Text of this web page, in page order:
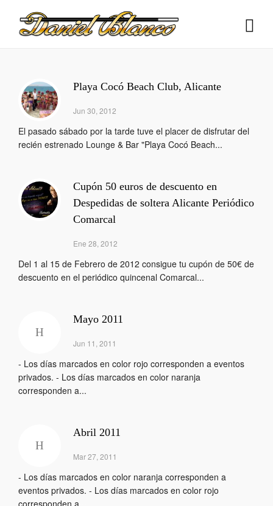
Playa Cocó Beach Club, Alicante
Jun 30, 2012
El pasado sábado por la tarde tuve el placer de disfrutar del
recién estrenado Lounge & Bar "Playa Cocó Beach...
Cupón 50 euros de descuento en
Despedidas de soltera Alicante Periódico
Comarcal
Ene 28, 2012
Del 1 al 15 de Febrero de 2012 consigue tu cupón de 50€ de
descuento en el periódico quincenal Comarcal...
Mayo 2011
Jun 11, 2011
- Los días marcados en color rojo corresponden a eventos
privados. - Los días marcados en color naranja
corresponden a...
Abril 2011
Mar 27, 2011
- Los días marcados en color naranja corresponden a
eventos privados. - Los días marcados en color rojo
corresponden a...